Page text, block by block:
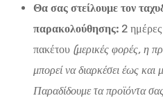
Θα σας στείλουμε τον
παρακολούθησης: 2
πακέτου (μερικές φορές, η
μπορεί να διαρκέσει έως και
Παραδίδουμε τα προϊόντα